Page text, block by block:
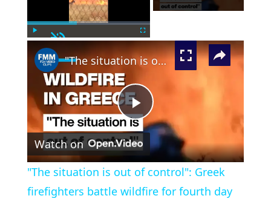
Unmute ×
Play
Video
"The situation is out of control": Greek firefighters battle wildfire for fourth day
Watch on
"The situation is out of control": Greek
firefighters battle wildfire for fourth day